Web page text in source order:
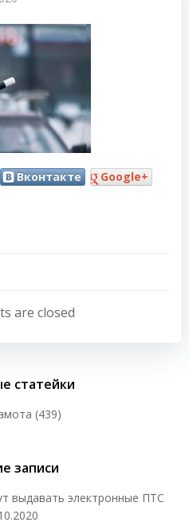
Вконтакте Google+
are closed
статейки
(439)
записи
выдавать электронные ПТС